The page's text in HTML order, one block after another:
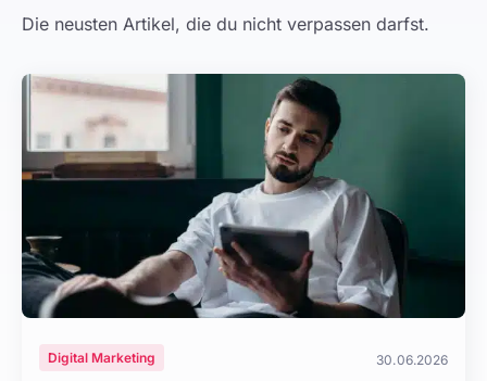
Die neusten Artikel, die du nicht verpassen darfst.
Digital Marketing 30.06.2026